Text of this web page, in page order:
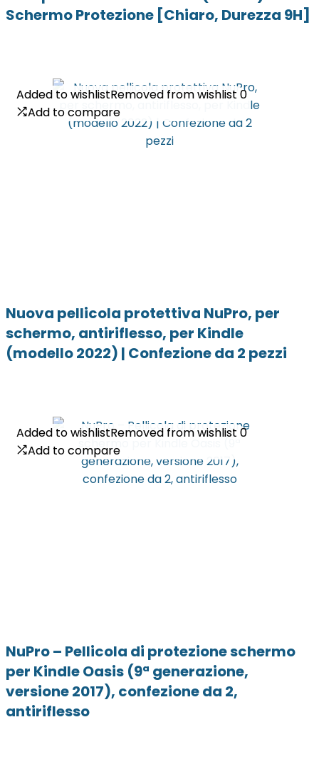
Schermo Protezione [Chiaro, Durezza 9H]
Added to wishlistRemoved from wishlist 0
Add to compare
Nuova pellicola protettiva NuPro, per
schermo, antiriflesso, per Kindle
(modello 2022) | Confezione da 2 pezzi
Added to wishlistRemoved from wishlist 0
Add to compare
Added to wishlistRemoved from wishlist 0
Add to compare
NuPro – Pellicola di protezione schermo
per Kindle Oasis (9ª generazione,
versione 2017), confezione da 2,
antiriflesso
Added to wishlistRemoved from wishlist 0
Add to compare